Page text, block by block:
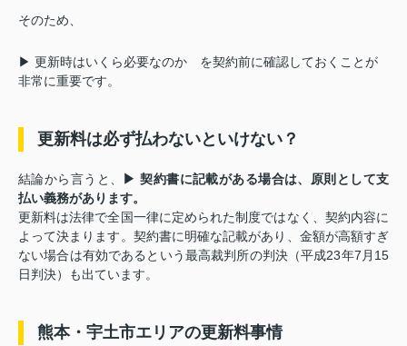
そのため、
▶ 更新時はいくら必要なのか を契約前に確認しておくことが
非常に重要です。
更新料は必ず払わないといけない？
結論から言うと、
▶ 契約書に記載がある場合は、原則として支
払い義務があります。
更新料は法律で全国一律に定められた制度ではなく、契約内容に
よって決まります。契約書に明確な記載があり、金額が高額すぎ
ない場合は有効であるという最高裁判所の判決（平成23年7月15
日判決）も出ています。
熊本・宇土市エリアの更新料事情